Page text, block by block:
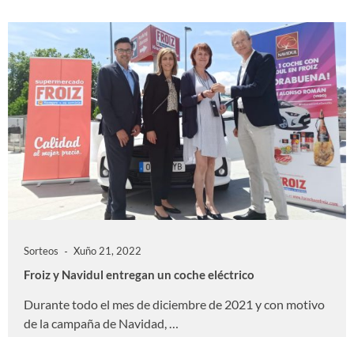
Sorteos Xuño 21, 2022
Froiz y Navidul entregan un coche eléctrico
Durante todo el mes de diciembre de 2021 y con motivo
de la campaña de Navidad, …